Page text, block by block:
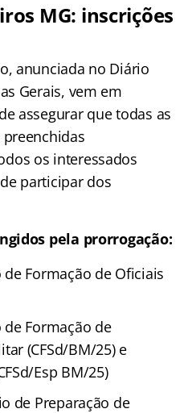
MG: inscrições
anunciada no Diário
Gerais, vem em
assegurar que todas as
os interessados
participar dos
pela prorrogação:
de Formação de Oficiais
de Formação de
(CFSd/BM/25) e
Esp BM/25)
de Preparação de